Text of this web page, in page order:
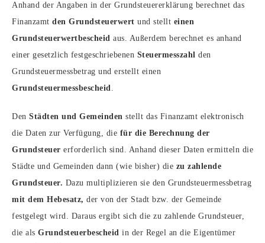
Anhand der Angaben in der Grundsteuererklärung berechnet das
Finanzamt den Grundsteuerwert und stellt einen
Grundsteuerwertbescheid aus. Außerdem berechnet es anhand
einer gesetzlich festgeschriebenen Steuermesszahl den
Grundsteuermessbetrag und erstellt einen
Grundsteuermessbescheid.
Den Städten und Gemeinden stellt das Finanzamt elektronisch
die Daten zur Verfügung, die für die Berechnung der
Grundsteuer erforderlich sind. Anhand dieser Daten ermitteln die
Städte und Gemeinden dann (wie bisher) die zu zahlende
Grundsteuer. Dazu multiplizieren sie den Grundsteuermessbetrag
mit dem Hebesatz, der von der Stadt bzw. der Gemeinde
festgelegt wird. Daraus ergibt sich die zu zahlende Grundsteuer,
die als Grundsteuerbescheid in der Regel an die Eigentümer